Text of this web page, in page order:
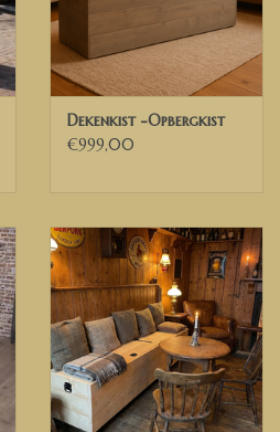
Dekenkist -Opbergkist
€999,00